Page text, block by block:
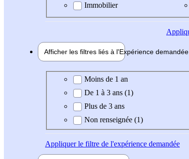
Immobilier
Afficher les filtres liés à l'Expérience demandée
Expérience demandée
Moins de 1 an
De 1 à 3 ans (1)
Plus de 3 ans
Non renseignée (1)
Appliquerle filtre de l'expérience demandée